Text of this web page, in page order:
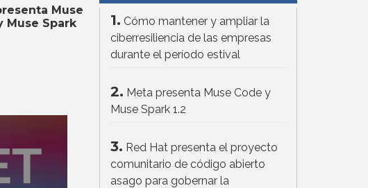
Muse
Muse Spark
1. Cómo mantener y ampliar la
ciberresiliencia de las empresas
durante el período estival
2. Meta presenta Muse Code y
Muse Spark 1.2
3. Red Hat presenta el proyecto
comunitario de código abierto
asago para gobernar la